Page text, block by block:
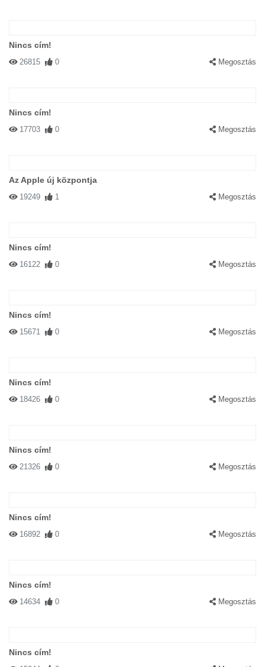
Nincs cím!
26815 0 Megosztás
Nincs cím!
17703 0 Megosztás
Az Apple új központja
19249 1 Megosztás
Nincs cím!
16122 0 Megosztás
Nincs cím!
15671 0 Megosztás
Nincs cím!
18426 0 Megosztás
Nincs cím!
21326 0 Megosztás
Nincs cím!
16892 0 Megosztás
Nincs cím!
14634 0 Megosztás
Nincs cím!